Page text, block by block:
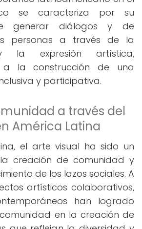
se caracteriza por su
generar diálogos y de
personas a través de la
la expresión artística,
a la construcción de una
y participativa.
a través del
América Latina
el arte visual ha sido un
creación de comunidad y
de los lazos sociales. A
artísticos colaborativos,
han logrado
en la creación de